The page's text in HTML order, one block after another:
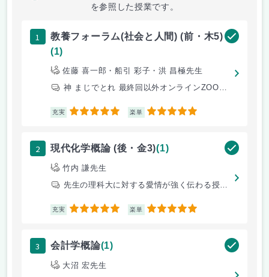
を参照した授業です。
1
教養フォーラム(社会と人間) (前・木5)
(1)
佐藤 喜一郎・船引 彩子・洪 昌極先生
神 まじでとれ 最終回以外オンラインZOOMで文字おこししてAIこ
充実 5 楽単 5
2 現代化学概論 (後・金3)(1)
竹内 謙先生
先生の理科大に対する愛情が強く伝わる授業でしたwwwwwww
充実 5 楽単 5
3 会計学概論(1)
大沼 宏先生